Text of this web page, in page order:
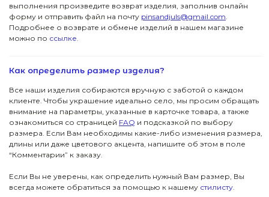
выполнения произведите возврат изделия, заполнив онлайн
форму и отправить файл на почту pinsandjuls@gmail.com.
Подробнее о возврате и обмене изделий в нашем магазине
можно по ссылке.
Как определить размер изделия?
Все наши изделия собираются вручную с заботой о каждом
клиенте. Чтобы украшение идеально село, мы просим обращать
внимание на параметры, указанные в карточке товара, а также
ознакомиться со страницей FAQ и подсказкой по выбору
размера. Если Вам необходимы какие-либо изменения размера,
длины или даже цветового акцента, напишите об этом в поле
“Комментарии” к заказу.
Если Вы не уверены, как определить нужный Вам размер, Вы
всегда можете обратиться за помощью к нашему стилисту.
Серьги
Аксессуары
ПОДПИСКА
новинкам и стильные подборки
Я даю согласие на обработку данных
→
ПОКУПАТЕЛЯМ
ПОМОЩЬ